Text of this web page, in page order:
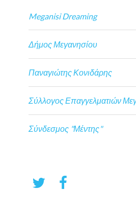
Meganisi Dreaming
Δήμος Μεγανησίου
Παναγιώτης Κονιδάρης
Σύλλογος Επαγγελματιών
Σύνδεσμος "Μέντης"